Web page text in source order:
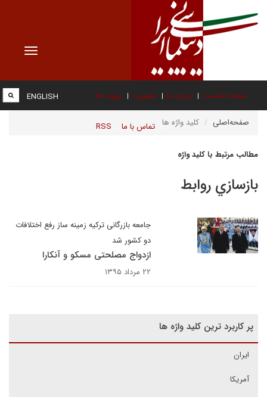
Toggle
صفحه نخست درباره ما عضویت پیوند ها
تماس با ما RSS
ENGLISH
صفحه‌اصلی کلید واژه ها
مطالب مرتبط با کلید واژه
بازسازي روابط
جامعه بازرگانی ترکیه زمینه ساز رفع اختلافات
دو کشور شد
ازدواج مصلحتی مسکو و آنکارا
۲۲ مرداد ۱۳۹۵
پر کاربرد ترین کلید واژه ها
ایران
آمریکا